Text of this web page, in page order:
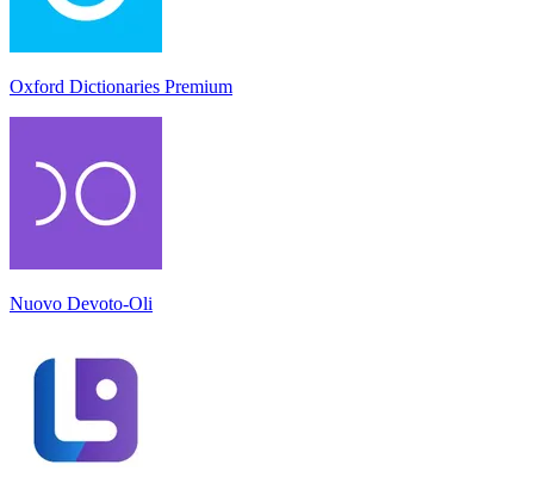
Oxford Dictionaries Premium
Nuovo Devoto-Oli